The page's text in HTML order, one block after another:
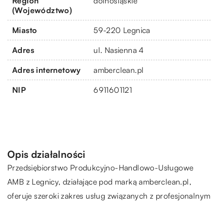
(Województwo)
Miasto 59-220 Legnica
Adres ul. Nasienna 4
Adres internetowy amberclean.pl
NIP 6911601121
Opis działalności
Przedsiębiorstwo Produkcyjno-Handlowo-Usługowe
AMB z Legnicy, działające pod markąamberclean.pl,
oferuje szeroki zakres usług związanych z profesjonalnym